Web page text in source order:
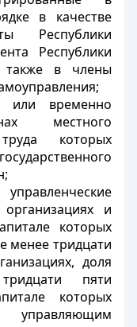
в качестве
Республики
Республики
также в члены
или временно
местного
которых
и
которых
менее тридцати
доля
пяти
которых
управляющим